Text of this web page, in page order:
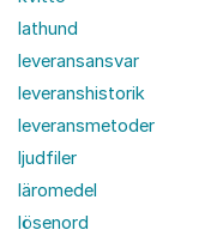
lathund
leveransansvar
leveranshistorik
leveransmetoder
ljudfiler
läromedel
lösenord